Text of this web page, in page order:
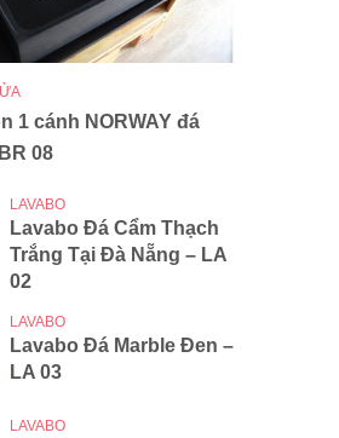
1 cánh NORWAY đá
08
LAVABO
Lavabo Đá Cẩm Thạch
Trắng Tại Đà Nẵng – LA
02
LAVABO
Lavabo Đá Marble Đen –
LA 03
LAVABO